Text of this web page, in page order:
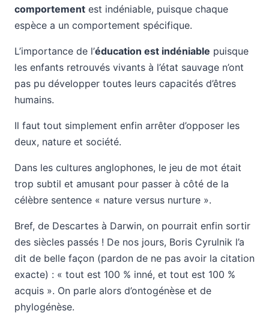
comportement est indéniable, puisque chaque
espèce a un comportement spécifique.
L’importance de l’éducation est indéniable puisque
les enfants retrouvés vivants à l’état sauvage n’ont
pas pu développer toutes leurs capacités d’êtres
humains.
Il faut tout simplement enfin arrêter d’opposer les
deux, nature et société.
Dans les cultures anglophones, le jeu de mot était
trop subtil et amusant pour passer à côté de la
célèbre sentence « nature versus nurture ».
Bref, de Descartes à Darwin, on pourrait enfin sortir
des siècles passés ! De nos jours, Boris Cyrulnik l’a
dit de belle façon (pardon de ne pas avoir la citation
exacte) : « tout est 100 % inné, et tout est 100 %
acquis ». On parle alors d’ontogénèse et de
phylogénèse.